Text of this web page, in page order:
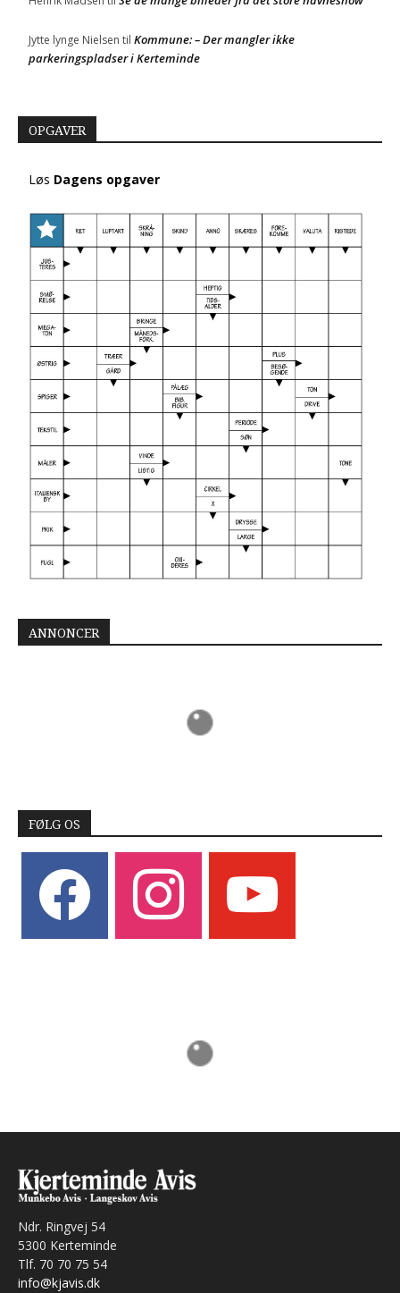
Jytte lynge Nielsen til Kommune: – Der mangler ikke
parkeringspladser i Kerteminde
OPGAVER
Løs Dagens opgaver
ANNONCER
FØLG OS
instagram
Ndr. Ringvej 54
5300 Kerteminde
Tlf. 70 70 75 54
info@kjavis.dk